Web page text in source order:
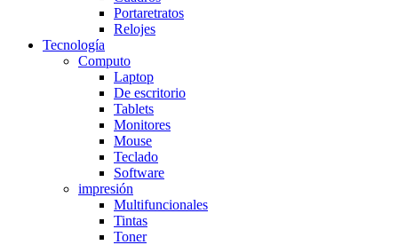
Portaretratos
Relojes
Tecnología
Computo
Laptop
De escritorio
Tablets
Monitores
Mouse
Teclado
Software
impresión
Multifuncionales
Tintas
Toner